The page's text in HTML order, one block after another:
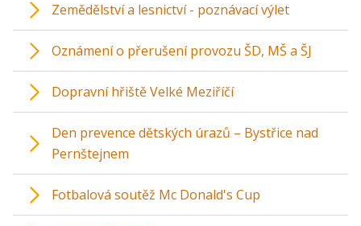
Zemědělství a lesnictví - poznávací výlet
Oznámení o přerušení provozu ŠD, MŠ a ŠJ
Dopravní hřiště Velké Meziříčí
Den prevence dětských úrazů – Bystřice nad
Pernštejnem
Fotbalová soutěž Mc Donald's Cup